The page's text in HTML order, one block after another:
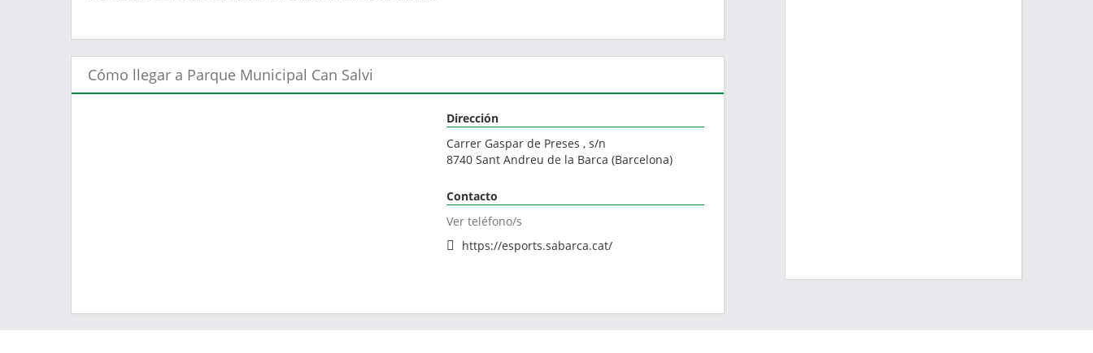
Cómo llegar a Parque Municipal Can Salvi
Dirección
Carrer Gaspar de Preses , s/n
8740 Sant Andreu de la Barca (Barcelona)
Contacto
Ver teléfono/s
https://esports.sabarca.cat/